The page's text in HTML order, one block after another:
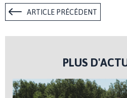
ARTICLE PRÉCÉDENT
PLUS